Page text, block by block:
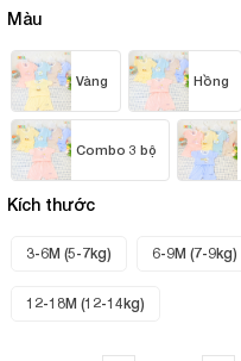
Màu
Vàng Hồng
Combo 3 bộ
Kích thước
3-6M (5-7kg) 6-9M (7-9kg)
12-18M (12-14kg)